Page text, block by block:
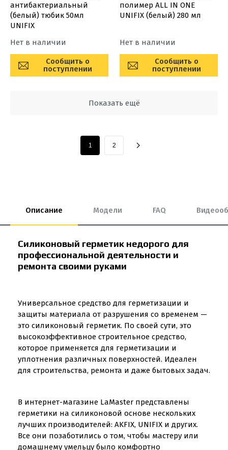
антибактериальный
(белый) тюбик 50мл
UNIFIX
Нет в наличии
Сообщить о
поступлении
полимер ALL IN ONE
UNIFIX (белый) 280 мл
Нет в наличии
Сообщить о
поступлении
Показать ещё
1 2
Описание Модели FAQ
Силиконовый герметик недорого для
профессиональной деятельности и
ремонта своими руками
Универсальное средство для герметизации и
защиты материала от разрушения со временем —
это силиконовый герметик. По своей сути, это
высокоэффективное строительное средство,
которое применяется для герметизации и
уплотнения различных поверхностей. Идеален
для строительства, ремонта и даже бытовых задач.
В интернет-магазине LaMaster представлены
герметики на силиконовой основе нескольких
лучших производителей: AKFIX, UNIFIX и других.
Все они позаботились о том, чтобы мастеру или
домашнему умельцу было комфортно